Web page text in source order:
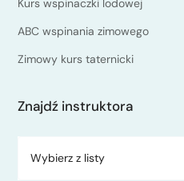
Kurs wspinaczki lodowej
ABC wspinania zimowego
Zimowy kurs taternicki
Znajdź instruktora
Wybierz z listy